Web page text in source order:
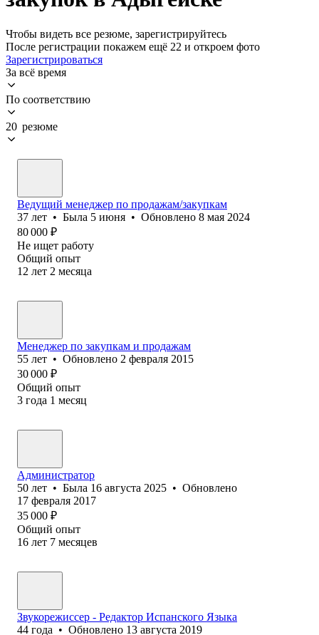
Чтобы видеть все резюме, зарегистрируйтесь
После регистрации покажем ещё 22 и откроем фото
Зарегистрироваться
За всё время
По соответствию
20 резюме
Ведущий менеджер по продажам/закупкам
37 лет • Была 5 июня • Обновлено 8 мая 2024
80 000 ₽
Не ищет работу
Общий опыт
12 лет 2 месяца
Менеджер по закупкам и продажам
55 лет • Обновлено 2 февраля 2015
30 000 ₽
Общий опыт
3 года 1 месяц
Администратор
50 лет • Была 16 августа 2025 • Обновлено
17 февраля 2017
35 000 ₽
Общий опыт
16 лет 7 месяцев
Звукорежиссер - Редактор Испанского Языка
44 года • Обновлено 13 августа 2019